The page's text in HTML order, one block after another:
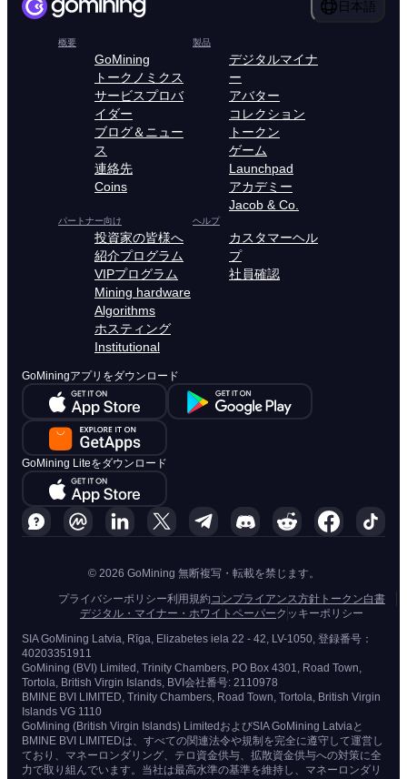
日本語
概要
GoMining
トークノミクス
サービスプロバ
イダー
ブログ＆ニュー
ス
連絡先
Coins
製品
デジタルマイナ
ー
アバター
コレクション
トークン
ゲーム
Launchpad
アカデミー
Jacob & Co.
パートナー向け
投資家の皆様へ
紹介プログラム
VIPプログラム
Mining hardware
Algorithms
ホスティング
Institutional
ヘルプ
カスタマーヘル
プ
社員確認
GoMiningアプリをダウンロード
GoMining Liteをダウンロード
© 2026 GoMining 無断複写・転載を禁じます。
プライバシーポリシー利用規約 コンプライアンス方針 トークン白書
デジタル・マイナー・ホワイトペーパークッキーポリシー
SIA GoMining Latvia, Rīga, Elizabetes iela 22 - 42, LV-1050, 登録番号：
40203351911
GoMining (BVI) Limited, Trinity Chambers, PO Box 4301, Road Town,
Tortola, British Virgin Islands, BVI会社番号: 2110978
BMINE BVI LIMITED, Trinity Chambers, Road Town, Tortola, British Virgin
Islands VG 1110
GoMining (British Virgin Islands) LimitedおよびSIA GoMining Latviaと
BMINE BVI LIMITEDは、すべての関連法令や規制を完全に遵守して運営し
ており、マネーロンダリング、テロ資金供与、拡散資金供与への対策に全
力で取り組んでいます。当社は最高水準の基準を維持し、マネーロンダリ